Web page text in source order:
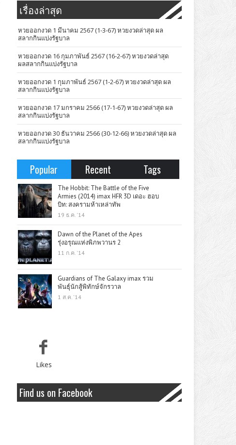
เรื่องล่าสุด
หวยออกงวด 1 มีนาคม 2567 (1-3-67) หวยงวดล่าสุด ผล
สลากกินแบ่งรัฐบาล
หวยออกงวด 16 กุมภาพันธ์ 2567 (16-2-67) หวยงวดล่าสุด
ผลสลากกินแบ่งรัฐบาล
หวยออกงวด 1 กุมภาพันธ์ 2567 (1-2-67) หวยงวดล่าสุด ผล
สลากกินแบ่งรัฐบาล
หวยออกงวด 17 มกราคม 2566 (17-1-67) หวยงวดล่าสุด ผล
สลากกินแบ่งรัฐบาล
หวยออกงวด 30 ธันวาคม 2566 (30-12-66) หวยงวดล่าสุด ผล
สลากกินแบ่งรัฐบาล
Popular Recent Tags
The Hobbit: The Battle of the Five
Armies (2014) imax HFR 3D เดอะ ฮอบ
บิท: สงครามห้าเหล่าทัพ
19 ธ.ค. '14
Dawn of the Planet of the Apes
รุ่งอรุณแห่งพิภพวานร 2
11 ก.ค. '14
Guardians of The Galaxy imax รวม
พันธุ์นักสู้พิทักษ์จักรวาล
1 ส.ค. '14
Likes
Find us on Facebook